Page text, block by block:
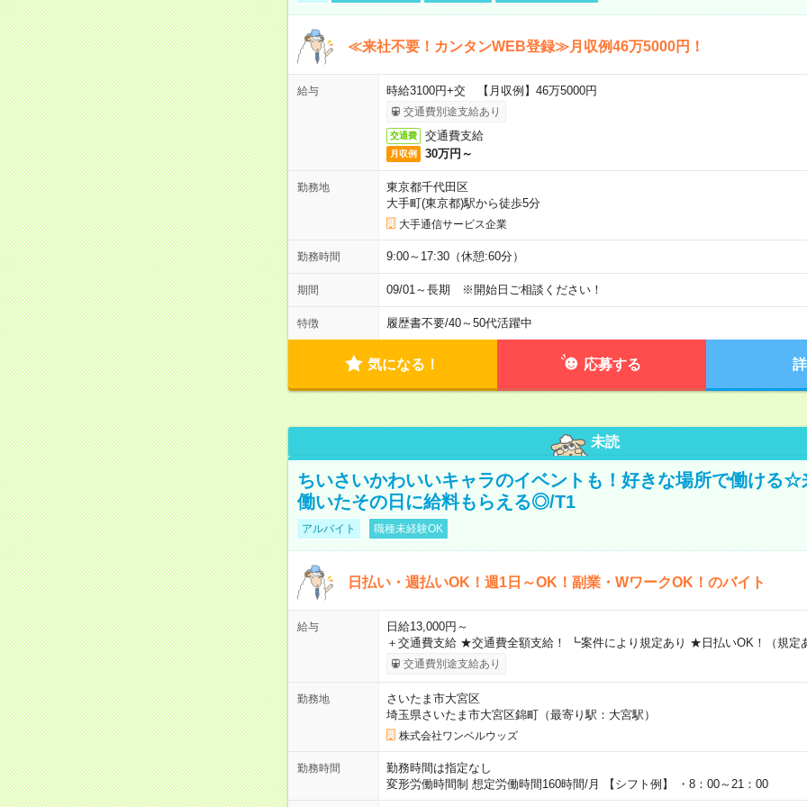
≪来社不要！カンタンWEB登録≫月収例46万5000円！
給与 時給3100円+交 【月収例】46万5000円
交通費別途支給あり
交通費 交通費支給
月収例 30万円～
勤務地
東京都千代田区
大手町(東京都)駅から徒歩5分
大手通信サービス企業
勤務時間 9:00～17:30（休憩:60分）
期間 09/01～長期 ※開始日ご相談ください！
特徴 履歴書不要/40～50代活躍中
気になる！ 応募する
未読
ちいさいかわいいキャラのイベントも！好きな場所で働ける☆
働いたその日に給料もらえる◎/T1
アルバイト 職種未経験OK
日払い・週払いOK！週1日～OK！副業・WワークOK！のバイト
給与
日給13,000円～
＋交通費支給 ★交通費全額支給！ ┗案件により規定あり ★日払いOK！（規
交通費別途支給あり
勤務地
さいたま市大宮区
埼玉県さいたま市大宮区錦町（最寄り駅：大宮駅）
株式会社ワンベルウッズ
勤務時間
勤務時間は指定なし
変形労働時間制 想定労働時間160時間/月 【シフト例】 ・8：00～21：00